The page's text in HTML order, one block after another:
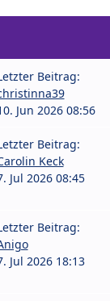
Beitrag:
Jun 2026 08:56
Beitrag:
Keck
Jul 2026 08:45
Beitrag:
Jul 2026 18:13